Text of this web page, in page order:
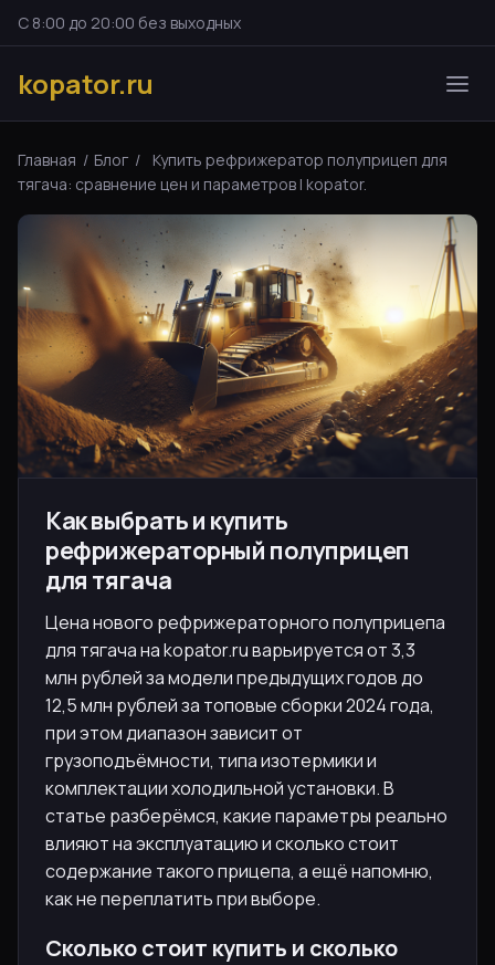
С 8:00 до 20:00 без выходных
kopator.ru
Главная / Блог /
Купить рефрижератор полуприцеп для
тягача: сравнение цен и параметров | kopator.
Как выбрать и купить
рефрижераторный полуприцеп
для тягача
Цена нового рефрижераторного полуприцепа
для тягача на kopator.ru варьируется от 3,3
млн рублей за модели предыдущих годов до
12,5 млн рублей за топовые сборки 2024 года,
при этом диапазон зависит от
грузоподъёмности, типа изотермики и
комплектации холодильной установки. В
статье разберёмся, какие параметры реально
влияют на эксплуатацию и сколько стоит
содержание такого прицепа, а ещё напомню,
как не переплатить при выборе.
Сколько стоит купить и сколько